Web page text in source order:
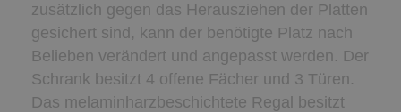
zusätzlich gegen das Herausziehen der Platten
gesichert sind, kann der benötigte Platz nach
Belieben verändert und angepasst werden. Der
Schrank besitzt 4 offene Fächer und 3 Türen.
Das melaminharzbeschichtete Regal besitzt